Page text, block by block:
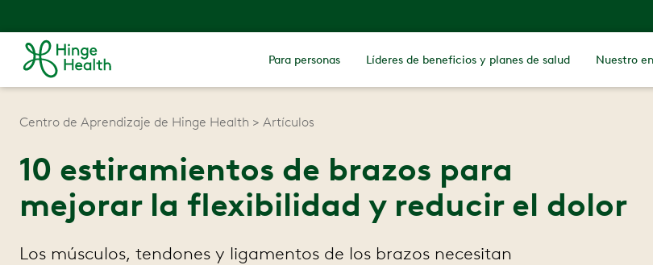
Para personas Líderes de beneficios y planes de salud Nuestro
Centro de Aprendizaje de Hinge Health Artículos
10 estiramientos de brazos para
mejorar la flexibilidad y reducir el dolor
Los músculos, tendones y ligamentos de los brazos necesitan